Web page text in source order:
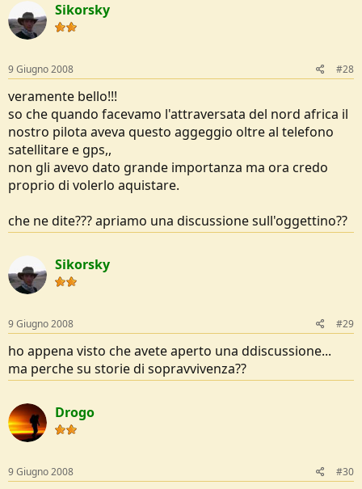
Sikorsky
9 Giugno 2008 #28
veramente bello!!!
so che quando facevamo l'attraversata del nord africa il
nostro pilota aveva questo aggeggio oltre al telefono
satellitare e gps,,
non gli avevo dato grande importanza ma ora credo
proprio di volerlo aquistare.
che ne dite??? apriamo una discussione sull'oggettino??
Sikorsky
9 Giugno 2008 #29
ho appena visto che avete aperto una ddiscussione...
ma perche su storie di sopravvivenza??
Drogo
9 Giugno 2008 #30